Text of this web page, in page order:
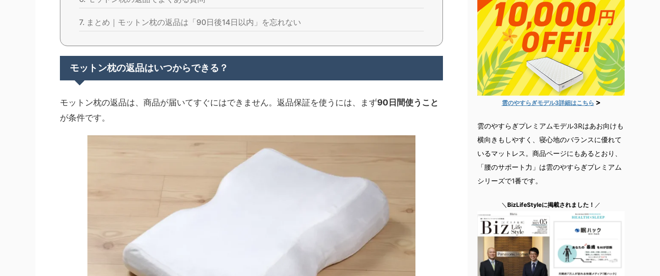
まとめ｜モットン枕の返品は「90日後14日以内」を忘れない
モットン枕の返品はいつからできる？
モットン枕の返品は、商品が届いてすぐにはできません。返品保証を使うには、まず90日間使うこと
が条件です。
雲のやすらぎモデル3詳細はこちら >
雲のやすらぎプレミアムモデル3Rはあお向けも
横向きもしやすく、寝心地のバランスに優れて
いるマットレス。商品ページにもあるとおり、
「腰のサポート力」は雲のやすらぎプレミアム
シリーズで1番です。
＼ BizLifeStyleに掲載されました！ ／